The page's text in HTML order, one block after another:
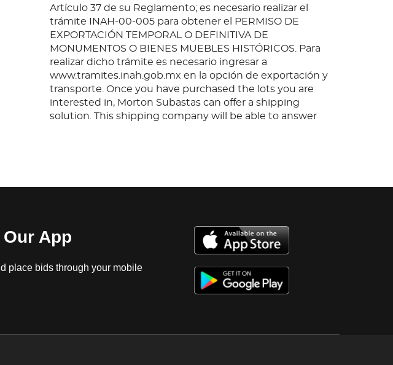
Artículo 37 de su Reglamento; es necesario realizar el
trámite INAH-00-005 para obtener el PERMISO DE
EXPORTACIÓN TEMPORAL O DEFINITIVA DE
MONUMENTOS O BIENES MUEBLES HISTÓRICOS. Para
realizar dicho trámite es necesario ingresar a
www.tramites.inah.gob.mx en la opción de exportación y
transporte. Once you have purchased the lots you are
interested in, Morton Subastas can offer a shipping
solution. This shipping company will be able to answer
App
place bids through your mobile